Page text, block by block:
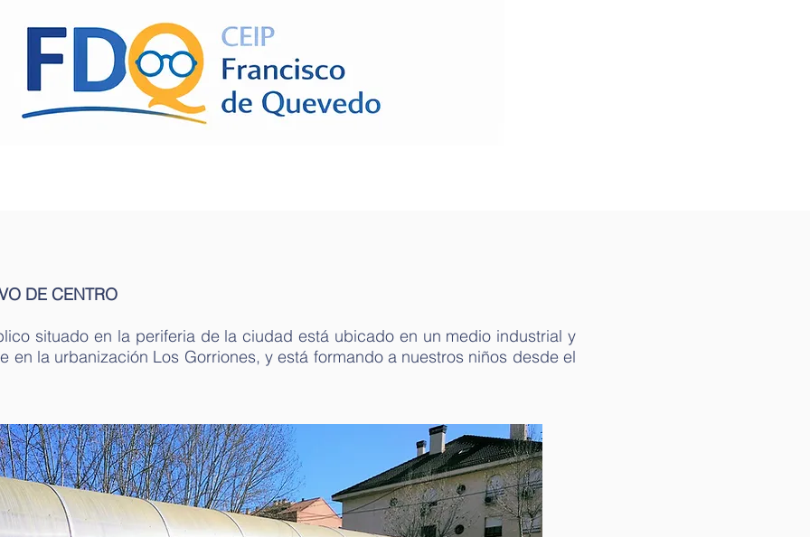
DE CENTRO
situado en la periferia de la ciudad está ubicado en un medio industrial y
en la urbanización Los Gorriones, y está formando a nuestros niños desde el